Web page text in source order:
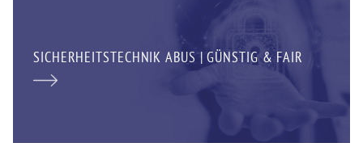
SICHERHEITSTECHNIK ABUS | GÜNSTIG & FAIR